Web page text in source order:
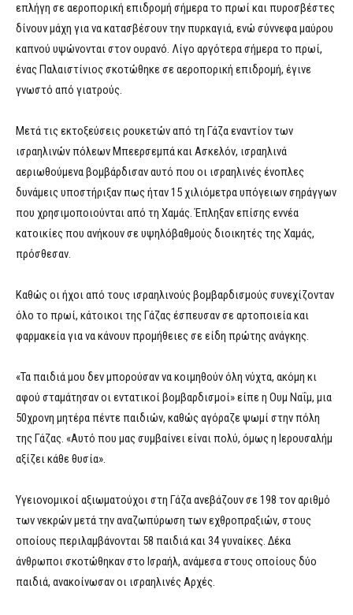
επλήγη σε αεροπορική επιδρομή σήμερα το πρωί και πυροσβέστες
δίνουν μάχη για να κατασβέσουν την πυρκαγιά, ενώ σύννεφα μαύρου
καπνού υψώνονται στον ουρανό. Λίγο αργότερα σήμερα το πρωί,
ένας Παλαιστίνιος σκοτώθηκε σε αεροπορική επιδρομή, έγινε
γνωστό από γιατρούς.
Μετά τις εκτοξεύσεις ρουκετών από τη Γάζα εναντίον των
ισραηλινών πόλεων Μπεερσεμπά και Ασκελόν, ισραηλινά
αεριωθούμενα βομβάρδισαν αυτό που οι ισραηλινές ένοπλες
δυνάμεις υποστήριξαν πως ήταν 15 χιλιόμετρα υπόγειων σηράγγων
που χρησιμοποιούνται από τη Χαμάς. Έπληξαν επίσης εννέα
κατοικίες που ανήκουν σε υψηλόβαθμούς διοικητές της Χαμάς,
πρόσθεσαν.
Καθώς οι ήχοι από τους ισραηλινούς βομβαρδισμούς συνεχίζονταν
όλο το πρωί, κάτοικοι της Γάζας έσπευσαν σε αρτοποιεία και
φαρμακεία για να κάνουν προμήθειες σε είδη πρώτης ανάγκης.
«Τα παιδιά μου δεν μπορούσαν να κοιμηθούν όλη νύχτα, ακόμη κι
αφού σταμάτησαν οι εντατικοί βομβαρδισμοί» είπε η Ουμ Ναΐμ, μια
50χρονη μητέρα πέντε παιδιών, καθώς αγόραζε ψωμί στην πόλη
της Γάζας. «Αυτό που μας συμβαίνει είναι πολύ, όμως η Ιερουσαλήμ
αξίζει κάθε θυσία».
Υγειονομικοί αξιωματούχοι στη Γάζα ανεβάζουν σε 198 τον αριθμό
των νεκρών μετά την αναζωπύρωση των εχθροπραξιών, στους
οποίους περιλαμβάνονται 58 παιδιά και 34 γυναίκες. Δέκα
άνθρωποι σκοτώθηκαν στο Ισραήλ, ανάμεσα στους οποίους δύο
παιδιά, ανακοίνωσαν οι ισραηλινές Αρχές.